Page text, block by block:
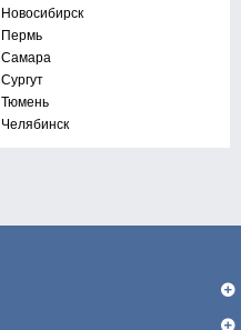
Новосибирск
Пермь
Самара
Сургут
Тюмень
Челябинск